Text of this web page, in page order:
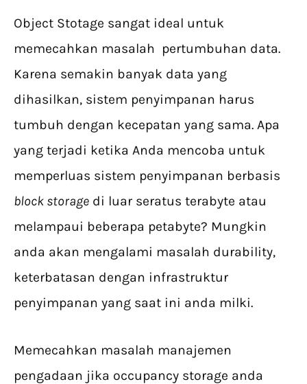
Object Stotage sangat ideal untuk
memecahkan masalah pertumbuhan data.
Karena semakin banyak data yang
dihasilkan, sistem penyimpanan harus
tumbuh dengan kecepatan yang sama. Apa
yang terjadi ketika Anda mencoba untuk
memperluas sistem penyimpanan berbasis
block storage di luar seratus terabyte atau
melampaui beberapa petabyte? Mungkin
anda akan mengalami masalah durability,
keterbatasan dengan infrastruktur
penyimpanan yang saat ini anda milki.
Memecahkan masalah manajemen
pengadaan jika occupancy storage anda